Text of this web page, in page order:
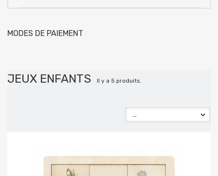
MODES DE PAIEMENT
JEUX ENFANTS Il y a 5 produits.